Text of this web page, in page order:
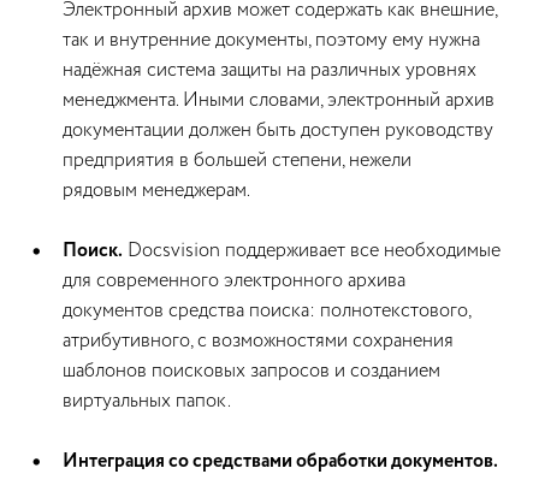
Электронный архив может содержать как внешние,
так и внутренние документы, поэтому ему нужна
надёжная система защиты на различных уровнях
менеджмента. Иными словами, электронный архив
документации должен быть доступен руководству
предприятия в большей степени, нежели
рядовым менеджерам.
Поиск. Docsvision поддерживает все необходимые
для современного электронного архива
документов средства поиска: полнотекстового,
атрибутивного, с возможностями сохранения
шаблонов поисковых запросов и созданием
виртуальных папок.
Интеграция со средствами обработки документов.